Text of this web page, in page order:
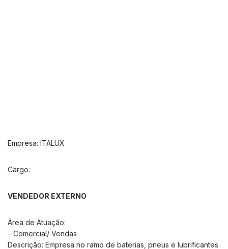
Empresa: ITALUX
Cargo:
VENDEDOR EXTERNO
Área de Atuação:
– Comercial/ Vendas
Descrição: Empresa no ramo de baterias, pneus e lubrificantes